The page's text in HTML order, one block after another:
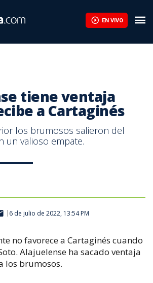
EN VIVO
tiene ventaja
a Cartaginés
los brumosos salieron del
un valioso empate.
6 de julio de 2022, 13:54 PM
no favorece a Cartaginés cuando
Alajuelense ha sacado ventaja
los brumosos.